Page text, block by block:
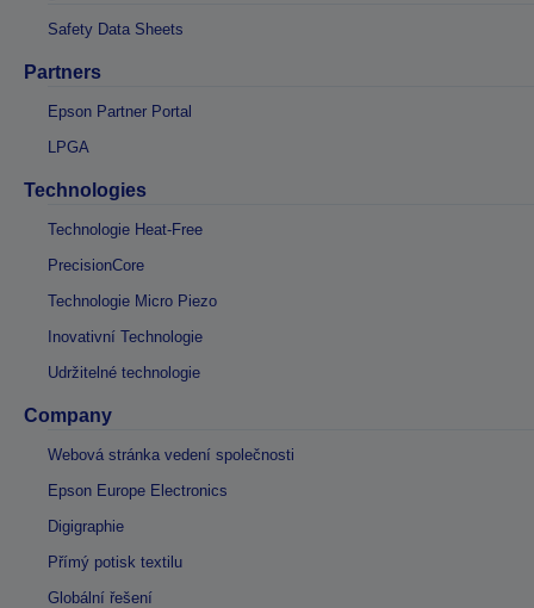
Safety Data Sheets
Partners
Epson Partner Portal
LPGA
Technologies
Technologie Heat-Free
PrecisionCore
Technologie Micro Piezo
Inovativní Technologie
Udržitelné technologie
Company
Webová stránka vedení společnosti
Epson Europe Electronics
Digigraphie
Přímý potisk textilu
Globální řešení